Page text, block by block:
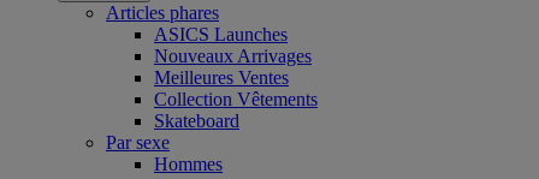
Articles phares
ASICS Launches
Nouveaux Arrivages
Meilleures Ventes
Collection Vêtements
Skateboard
Par sexe
Hommes